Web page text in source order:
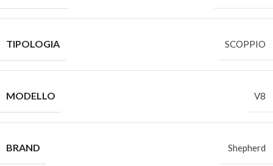
TIPOLOGIA SCOPPIO
MODELLO V8
BRAND Shepherd